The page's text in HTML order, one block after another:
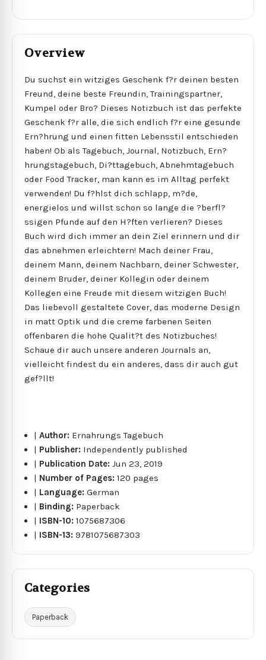
Overview
Du suchst ein witziges Geschenk f?r deinen besten
Freund, deine beste Freundin, Trainingspartner,
Kumpel oder Bro? Dieses Notizbuch ist das perfekte
Geschenk f?r alle, die sich endlich f?r eine gesunde
Ern?hrung und einen fitten Lebensstil entschieden
haben! Ob als Tagebuch, Journal, Notizbuch, Ern?
hrungstagebuch, Di?ttagebuch, Abnehmtagebuch
oder Food Tracker, man kann es im Alltag perfekt
verwenden! Du f?hlst dich schlapp, m?de,
energielos und willst schon so lange die ?berfl?
ssigen Pfunde auf den H?ften verlieren? Dieses
Buch wird dich immer an dein Ziel erinnern und dir
das abnehmen erleichtern! Mach deiner Frau,
deinem Mann, deinem Nachbarn, deiner Schwester,
deinem Bruder, deiner Kollegin oder deinem
Kollegen eine Freude mit diesem witzigen Buch!
Das liebevoll gestaltete Cover, das moderne Design
in matt Optik und die creme farbenen Seiten
offenbaren die hohe Qualit?t des Notizbuches!
Schaue dir auch unsere anderen Journals an,
vielleicht findest du ein anderes, dass dir auch gut
gef?llt!
|Author: Ernahrungs Tagebuch
| Publisher: Independently published
| Publication Date:Jun 23, 2019
| Number of Pages:120 pages
| Language:German
| Binding: Paperback
| ISBN-10:1075687306
| ISBN-13:9781075687303
Categories
Paperback